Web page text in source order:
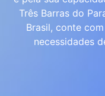
Três Barras do
Brasil, conte
necessidades